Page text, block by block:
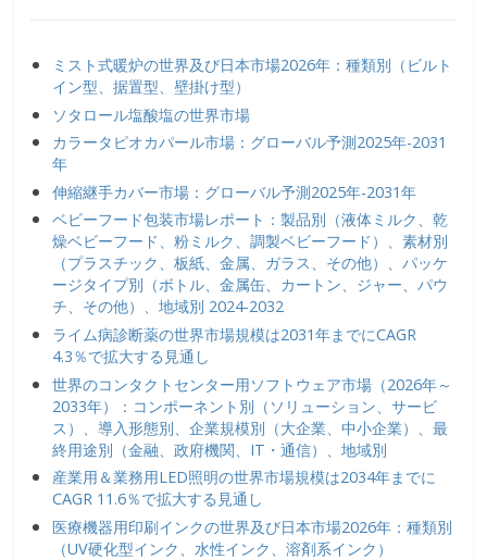
ミスト式暖炉の世界及び日本市場2026年：種類別（ビルト
イン型、据置型、壁掛け型）
ソタロール塩酸塩の世界市場
カラータピオカパール市場：グローバル予測2025年-2031
年
伸縮継手カバー市場：グローバル予測2025年-2031年
ベビーフード包装市場レポート：製品別（液体ミルク、乾
燥ベビーフード、粉ミルク、調製ベビーフード）、素材別
（プラスチック、板紙、金属、ガラス、その他）、パッケ
ージタイプ別（ボトル、金属缶、カートン、ジャー、パウ
チ、その他）、地域別 2024-2032
ライム病診断薬の世界市場規模は2031年までにCAGR
4.3％で拡大する見通し
世界のコンタクトセンター用ソフトウェア市場（2026年～
2033年）：コンポーネント別（ソリューション、サービ
ス）、導入形態別、企業規模別（大企業、中小企業）、最
終用途別（金融、政府機関、IT・通信）、地域別
産業用＆業務用LED照明の世界市場規模は2034年までに
CAGR 11.6％で拡大する見通し
医療機器用印刷インクの世界及び日本市場2026年：種類別
（UV硬化型インク、水性インク、溶剤系インク）